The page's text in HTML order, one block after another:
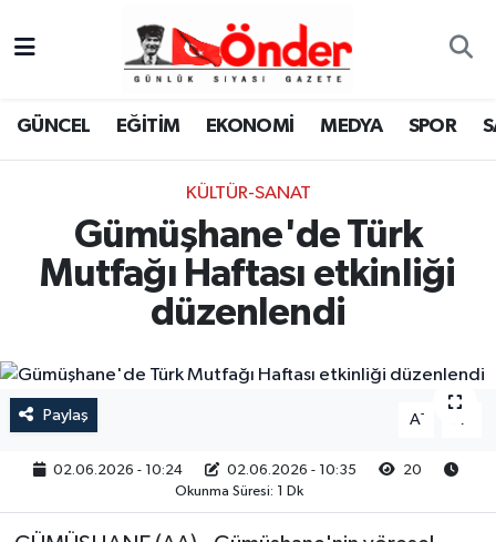
GÜNCEL EĞİTİM EKONOMİ MEDYA SPOR
KÜLTÜR-SANAT
Gümüşhane'de Türk
Mutfağı Haftası etkinliği
düzenlendi
Paylaş A-
02.06.2026 - 10:24 02.06.2026 - 10:35
20
Okunma Süresi: 1 Dk
GÜNCEL
MEDYA
SAĞLIK
KÜLTÜR-SANAT
YAŞAM
RESMİ İLAN
Zonguldak Nöbetçi Eczaneler
Zonguldak Namaz Vakitleri
Zonguldak Trafik Yoğunluk Haritası
TFF 3.Lig 4.Grup Puan Durumu ve Fikstür
Tüm Manşetler
Son Dakika Haberleri
Haber Arşivi